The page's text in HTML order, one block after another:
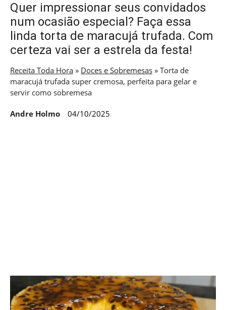
Quer impressionar seus convidados
num ocasião especial? Faça essa
linda torta de maracujá trufada. Com
certeza vai ser a estrela da festa!
Receita Toda Hora » Doces e Sobremesas » Torta de
maracujá trufada super cremosa, perfeita para gelar e
servir como sobremesa
Andre Holmo 04/10/2025